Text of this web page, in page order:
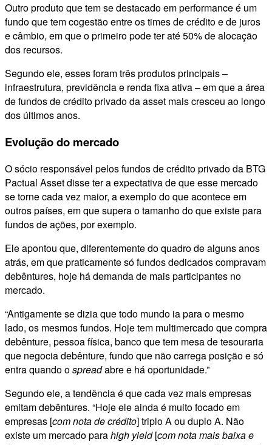
Outro produto que tem se destacado em performance é um
fundo que tem cogestão entre os times de crédito e de juros
e câmbio, em que o primeiro pode ter até 50% de alocação
dos recursos.
Segundo ele, esses foram três produtos principais –
infraestrutura, previdência e renda fixa ativa – em que a área
de fundos de crédito privado da asset mais cresceu ao longo
dos últimos anos.
Evolução do mercado
O sócio responsável pelos fundos de crédito privado da BTG
Pactual Asset disse ter a expectativa de que esse mercado
se torne cada vez maior, a exemplo do que acontece em
outros países, em que supera o tamanho do que existe para
fundos de ações, por exemplo.
Ele apontou que, diferentemente do quadro de alguns anos
atrás, em que praticamente só fundos dedicados compravam
debêntures, hoje há demanda de mais participantes no
mercado.
“Antigamente se dizia que todo mundo ia para o mesmo
lado, os mesmos fundos. Hoje tem multimercado que compra
debênture, pessoa física, banco que tem mesa de tesouraria
que negocia debênture, fundo que não carrega posição e só
entra quando ospreadabre e há oportunidade.”
Segundo ele, a tendência é que cada vez mais empresas
emitam debêntures. “Hoje ele ainda é muito focado em
empresas [com nota de crédito] triplo A ou duplo A. Não
existe um mercado parahigh yield[com nota mais baixa e